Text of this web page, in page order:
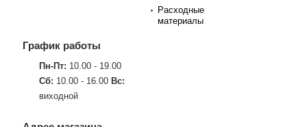
Расходные
материалы
График работы
Пн-Пт: 10.00 - 19.00
Сб: 10.00 - 16.00 Вс:
виходной